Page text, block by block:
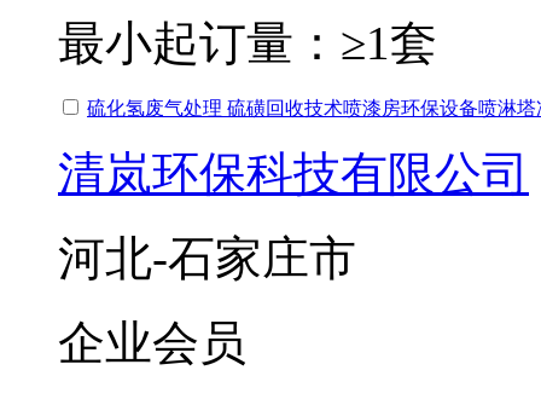
最小起订量： ≥1套
硫化氢废气处理 硫磺回收技术喷漆房环保设备喷淋
清岚环保科技有限公司
河北-石家庄市
企业会员